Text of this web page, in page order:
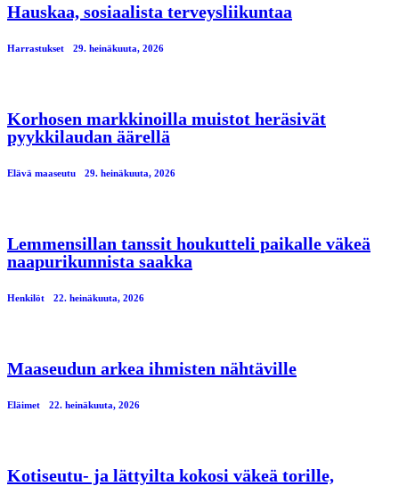
Hauskaa, sosiaalista terveysliikuntaa
Harrastukset 29. heinäkuuta, 2026
Korhosen markkinoilla muistot heräsivät
pyykkilaudan äärellä
Elävä maaseutu 29. heinäkuuta, 2026
Lemmensillan tanssit houkutteli paikalle väkeä
naapurikunnista saakka
Henkilöt 22. heinäkuuta, 2026
Maaseudun arkea ihmisten nähtäville
Eläimet 22. heinäkuuta, 2026
Kotiseutu- ja lättyilta kokosi väkeä torille,